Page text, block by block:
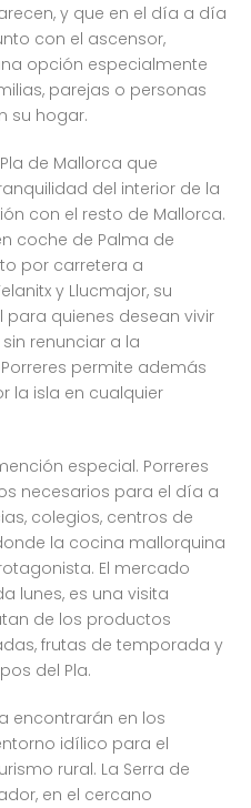
y que en el día a día
con el ascensor,
opción especialmente
parejas o personas
su hogar.
de Mallorca que
del interior de la
con el resto de Mallorca.
coche de Palma de
por carretera a
y Llucmajor, su
quienes desean vivir
renunciar a la
permite además
la isla en cualquier
especial. Porreres
necesarios para el día a
colegios, centros de
la cocina mallorquina
El mercado
lunes, es una visita
de los productos
frutas de temporada y
del Pla.
encontrarán en los
idílico para el
rural. La Serra de
en el cercano